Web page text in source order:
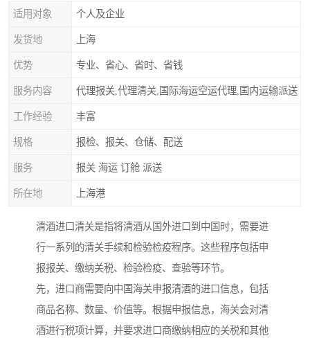
适用对象 个人及企业
发货地 上海
优势 专业、省心、省时、省钱
服务内容 代理报关,代理清关,国际海运空运代理,国内运输派送
工作经验 丰富
规格 报检、报关、仓储、配送
服务 报关 海运 订舱 派送
所在地 上海港
清酒进口清关是指将清酒从国外进口到中国时，需要进
行一系列的清关手续和检验检疫程序。这些程序包括申
报报关、缴纳关税、检验检疫、查验等环节。
先，进口商需要向中国海关申报清酒的进口信息，包括
商品名称、数量、价值等。根据申报信息，海关会对清
酒进行税项计算，并要求进口商缴纳相应的关税和其他